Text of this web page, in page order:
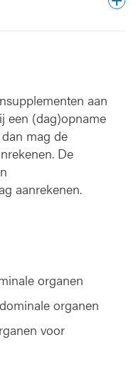
aan
een (dag)opname
mag de
De
aanrekenen.
organen
organen
voor